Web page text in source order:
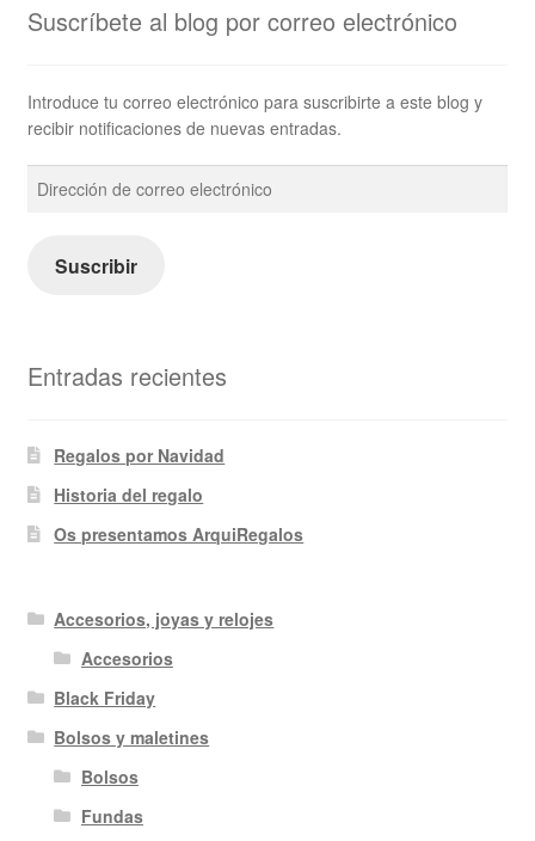
Suscríbete al blog por correo electrónico
Introduce tu correo electrónico para suscribirte a este blog y
recibir notificaciones de nuevas entradas.
Dirección
de
electrónico
Suscribir
Entradas recientes
Regalos por Navidad
Historia del regalo
Os presentamos ArquiRegalos
Accesorios, joyas y relojes
Accesorios
Black Friday
Bolsos y maletines
Bolsos
Fundas